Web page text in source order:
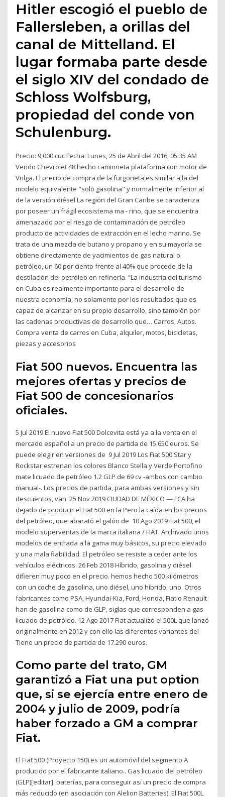
Hitler escogió el pueblo de
Fallersleben, a orillas del
canal de Mittelland. El
lugar formaba parte desde
el siglo XIV del condado de
Schloss Wolfsburg,
propiedad del conde von
Schulenburg.
Precio: 9,000 cuc Fecha: Lunes, 25 de Abril del 2016, 05:35 AM
Vendo Chevrolet 48 hecho camioneta plataforma con motor de
Volga. El precio de compra de la furgoneta es similar a la del
modelo equivalente "solo gasolina" y normalmente inferior al
de la versión diésel La región del Gran Caribe se caracteriza
por poseer un frágil ecosistema ma - rino, que se encuentra
amenazado por el riesgo de contaminación de petróleo
producto de actividades de extracción en el lecho marino. Se
trata de una mezcla de butano y propano y en su mayoría se
obtiene directamente de yacimientos de gas natural o
petróleo, un 60 por ciento frente al 40% que procede de la
destilación del petróleo en refinería. “La industria del turismo
en Cuba es realmente importante para el desarrollo de
nuestra economía, no solamente por los resultados que es
capaz de alcanzar en su propio desarrollo, sino también por
las cadenas productivas de desarrollo que… Carros, Autos.
Compra venta de carros en Cuba, alquiler, motos, bicicletas,
piezas y accesorios
Fiat 500 nuevos. Encuentra las
mejores ofertas y precios de
Fiat 500 de concesionarios
oficiales.
5 Jul 2019 El nuevo Fiat 500 Dolcevita está ya a la venta en el
mercado español a un precio de partida de 15.650 euros. Se
puede elegir en versiones de 9 Jul 2019 Los Fiat 500 Star y
Rockstar estrenan los colores Blanco Stella y Verde Portofino
mate licuado de petróleo 1.2 GLP de 69 cv -ambos con cambio
manual-. Los precios de partida, para ambas versiones y sin
descuentos, van 25 Nov 2019 CIUDAD DE MÉXICO — FCA ha
dejado de producir el Fiat 500 en la Pero la caída en los precios
del petróleo, que abarató el galón de 10 Ago 2019 Fiat 500, el
modelo superventas de la marca italiana / FIAT. Archivado unos
modelos de entrada a la gama muy básicos, su precio elevado
y una mala fiabilidad. El petróleo se resiste a ceder ante los
vehículos eléctricos. 26 Feb 2018 Híbrido, gasolina y diésel
difieren muy poco en el precio. hemos hecho 500 kilómetros
con un coche de gasolina, uno diésel, uno híbrido, uno. Otros
fabricantes como PSA, Hyundai-Kia, Ford, Honda, Fiat o Renault
han de gasolina como de GLP, siglas que corresponden a gas
licuado de petróleo. 12 Ago 2017 Fiat actualizó el 500L que lanzó
originalmente en 2012 y con ello las diferentes variantes del
Tiene un precio de partida de 17.290 euros.
Como parte del trato, GM
garantizó a Fiat una put option
que, si se ejercía entre enero de
2004 y julio de 2009, podría
haber forzado a GM a comprar
Fiat.
El Fiat 500 (Proyecto 150) es un automóvil del segmento A
producido por el fabricante italiano.. Gas licuado del petróleo
(GLP)[editar]. baterías, para conseguir así un precio de compra
más reducido​ (en asociación con Alelion Batteries). El Fiat 500L